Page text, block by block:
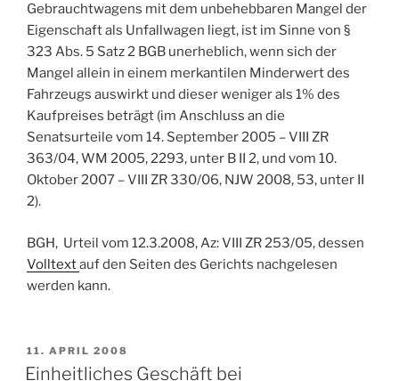
Gebrauchtwagens mit dem unbehebbaren Mangel der
Eigenschaft als Unfallwagen liegt, ist im Sinne von §
323 Abs. 5 Satz 2 BGB unerheblich, wenn sich der
Mangel allein in einem merkantilen Minderwert des
Fahrzeugs auswirkt und dieser weniger als 1% des
Kaufpreises beträgt (im Anschluss an die
Senatsurteile vom 14. September 2005 – VIII ZR
363/04, WM 2005, 2293, unter B II 2, und vom 10.
Oktober 2007 – VIII ZR 330/06, NJW 2008, 53, unter II
2).
BGH, Urteil vom 12.3.2008, Az: VIII ZR 253/05, dessen
Volltextauf den Seiten des Gerichts nachgelesen
werden kann.
VERÖFFENTLICHT
AM
11. APRIL 2008
Einheitliches Geschäft bei